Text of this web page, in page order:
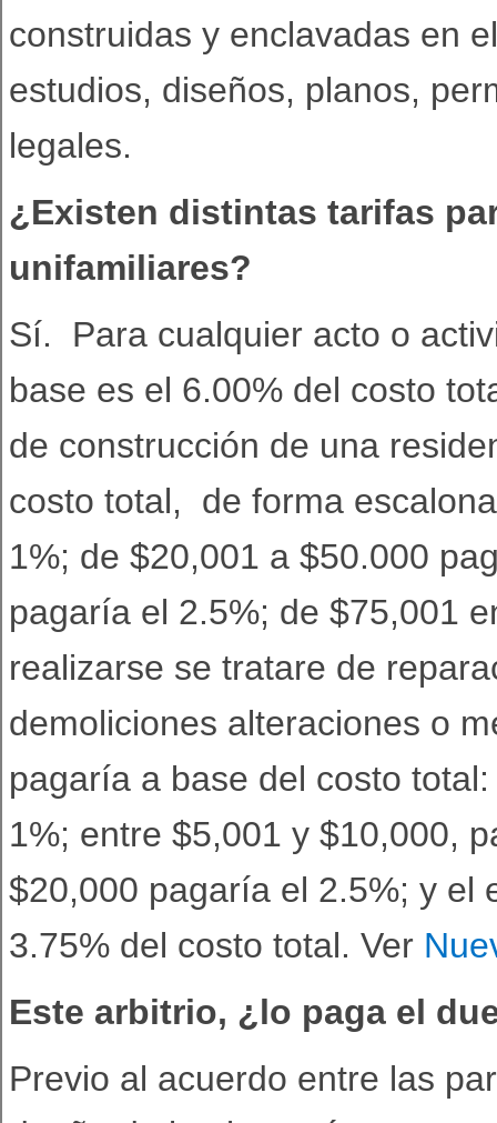
construidas y enclavadas en
estudios, diseños, planos,
legales.
¿Existen distintas tarifas
unifamiliares?
Sí. Para cualquier acto o
base es el 6.00% del costo
de construcción de una
costo total, de forma
1%; de $20,001 a $50.000
pagaría el 2.5%; de $75,001
realizarse se tratare de
demoliciones alteraciones o
pagaría a base del costo
1%; entre $5,001 y $10,000,
$20,000 pagaría el 2.5%; y el
3.75% del costo total. Ver
Este arbitrio, ¿lo paga el
Previo al acuerdo entre las